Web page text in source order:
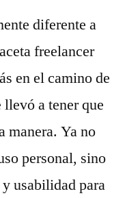
diferente a
freelancer
en el camino de
a tener que
manera. Ya no
personal, sino
usabilidad para